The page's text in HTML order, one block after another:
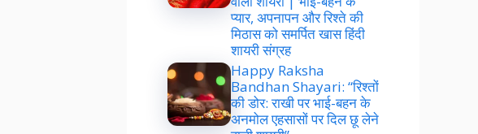
प्यार, अपनापन और रिश्ते की
मिठास को समर्पित खास हिंदी
शायरी संग्रह
Happy Raksha
Bandhan Shayari: “रिश्तों
की डोर: राखी पर भाई-बहन के
अनमोल एहसासों पर दिल छू लेने